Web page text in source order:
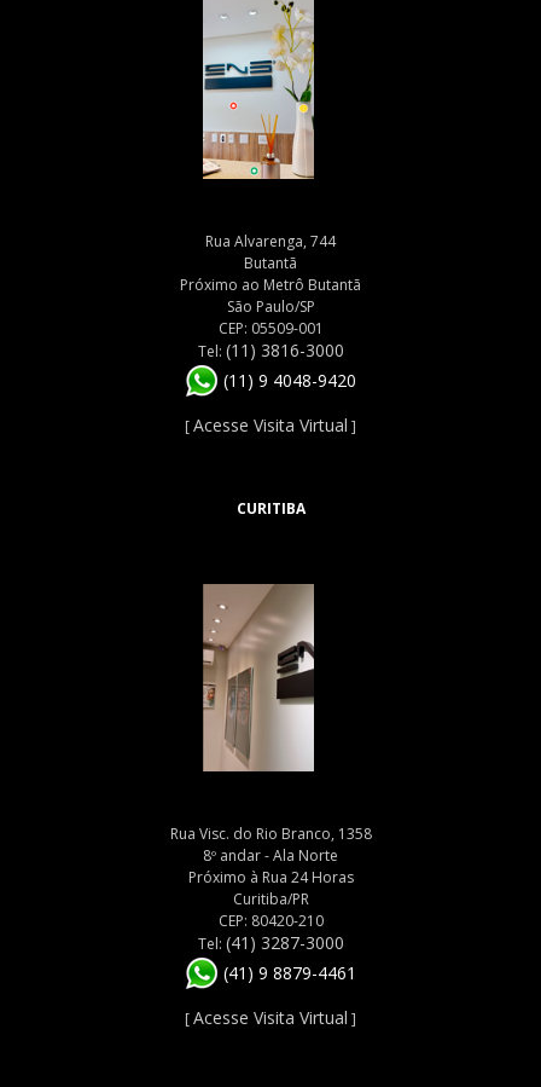
Rua Alvarenga, 744
Butantã
Próximo ao Metrô Butantã
São Paulo/SP
CEP: 05509-001
Tel: (11) 3816-3000
(11) 9 4048-9420
[Acesse Visita Virtual ]
CURITIBA
Rua Visc. do Rio Branco, 1358
8º andar - Ala Norte
Próximo à Rua 24 Horas
Curitiba/PR
CEP: 80420-210
Tel: (41) 3287-3000
(41) 9 8879-4461
[Acesse Visita Virtual ]